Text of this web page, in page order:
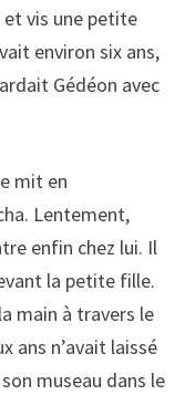
vis une petite
environ six ans,
Gédéon avec
mit en
Lentement,
enfin chez lui. Il
la petite fille.
main à travers le
ans n’avait laissé
museau dans le